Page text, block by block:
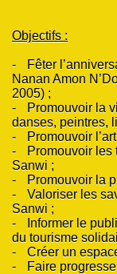
Objectifs :
-
Fêter
Nanan Amon
2005) ;
-
Promouvoir la
danses, peintres,
-
Promouvoir
-
Promouvoir les
Sanwi ;
-
Promouvoir la
-
Valoriser les
Sanwi ;
-
Informer le
du tourisme
-
Créer un
-
Faire
V
DU SANWI